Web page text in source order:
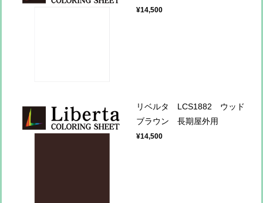
¥14,500
リベルタ LCS1882 ウッド
ブラウン 長期屋外用
¥14,500